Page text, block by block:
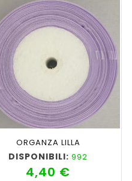
shopping_cart favorite_border cached visibility
ORGANZA LILLA
DISPONIBILI: 992
4,40 €